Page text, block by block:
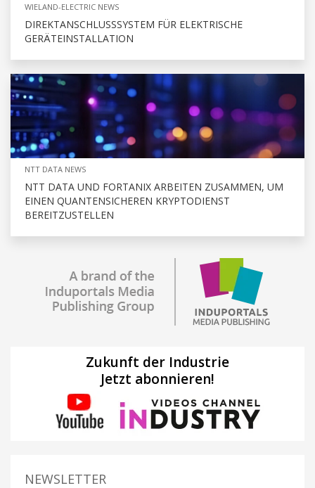
WIELAND-ELECTRIC NEWS
DIREKTANSCHLUSSSYSTEM FÜR ELEKTRISCHE
GERÄTEINSTALLATION
NTT DATA NEWS
NTT DATA UND FORTANIX ARBEITEN ZUSAMMEN, UM
EINEN QUANTENSICHEREN KRYPTODIENST
BEREITZUSTELLEN
Zukunft der Industrie
Jetzt abonnieren!
NEWSLETTER